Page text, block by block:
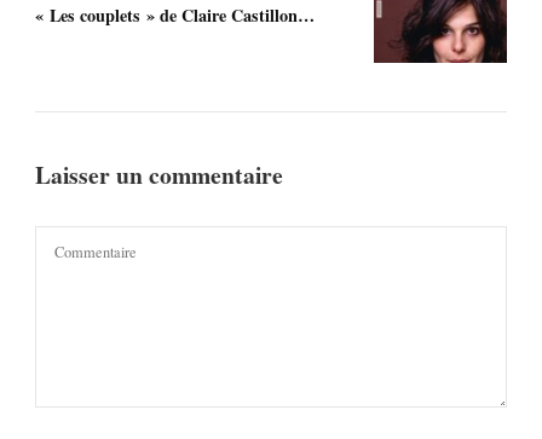
« Les couplets » de Claire Castillon…
Laisser un commentaire